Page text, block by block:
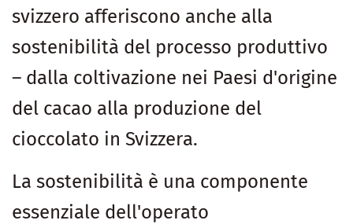
svizzero afferiscono anche alla
sostenibilità del processo produttivo
– dalla coltivazione nei Paesi d'origine
del cacao alla produzione del
cioccolato in Svizzera.
La sostenibilità è una componente
essenziale dell'operato